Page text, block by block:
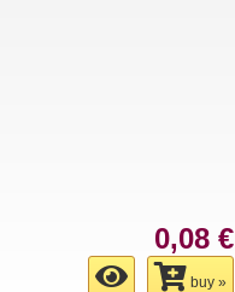
0,08 €
buy »